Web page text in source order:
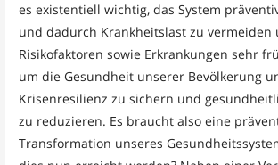
es existentiell wichtig, das System
und dadurch Krankheitslast zu vermeiden
Risikofaktoren sowie Erkrankungen sehr
um die Gesundheit unserer Bevölkerung
Krisenresilienz zu sichern und
zu reduzieren. Es braucht also eine
Transformation unseres